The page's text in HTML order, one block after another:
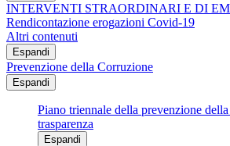
INTERVENTI STRAORDINARI E DI
Rendicontazione erogazioni Covid-19
Altri contenuti
Espandi
Prevenzione della Corruzione
Espandi
Piano triennale della prevenzione
trasparenza
Espandi